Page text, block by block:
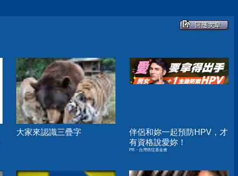
大家來認識三疊字
伴侶和妳一起預防HPV，才
有資格說愛妳！
PR・台灣癌症基金會